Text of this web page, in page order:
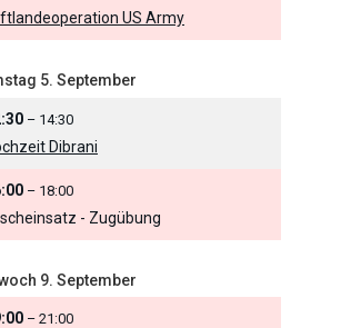
US Army
5. September
– 14:30
Dibrani
– 18:00
- Zugübung
9. September
– 21:00